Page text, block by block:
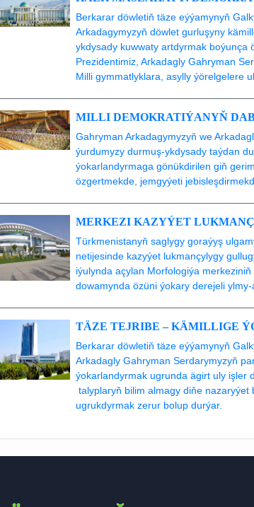
Berkarar döwletiň täze eýýamynyň
Arkadagymyzyň döwlet gurluşyny
ykdysady kuwwaty artdyrmak boýunça
Prezidentimiz, Arkadagly Gahryman
Milli gymmatlyklara, asylly ýörelgelere
MILLI DEMOKRATIÝANYŇ
Gahryman Arkadagymyzyň we
ýurdumyzy durmuş-ykdysady taýdan
ýokarlandyrmaga gönükdirilen giň
özgertmekde, jemgyýeti
MERKEZI KAZYÝET
Türkmenistanyň saglygy goraýyş
netijesinde kazyýet lukmançylygy
iýulynda açylan Morfologiýa
dowamynda özüni ýokary derejeli
TÄZE TEJRIBE – KÄMILLIGE
Berkarar döwletiň täze eýýamynyň
Arkadagly Gahryman Serdarymyzyň
ýokarlandyrmak ugrunda ägirt uly işler
talyplaryň bilim almagy diňe
ugrukdyrmak zerur bolup durýar.